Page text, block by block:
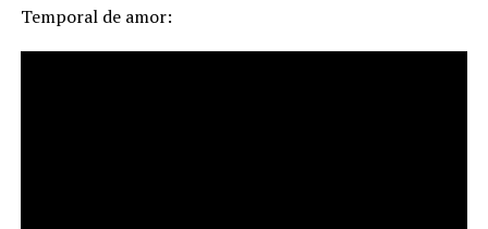
Temporal de amor: